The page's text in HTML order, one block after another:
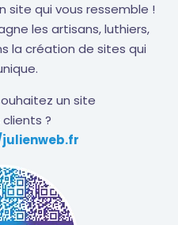
site qui vous ressemble !
les artisans, luthiers,
la création de sites qui
un site
?